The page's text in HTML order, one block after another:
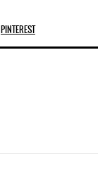
PINTEREST